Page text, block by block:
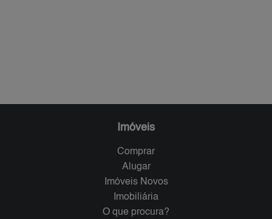
Imóveis
Comprar
Alugar
Imóveis Novos
Imobiliária
O que procura?